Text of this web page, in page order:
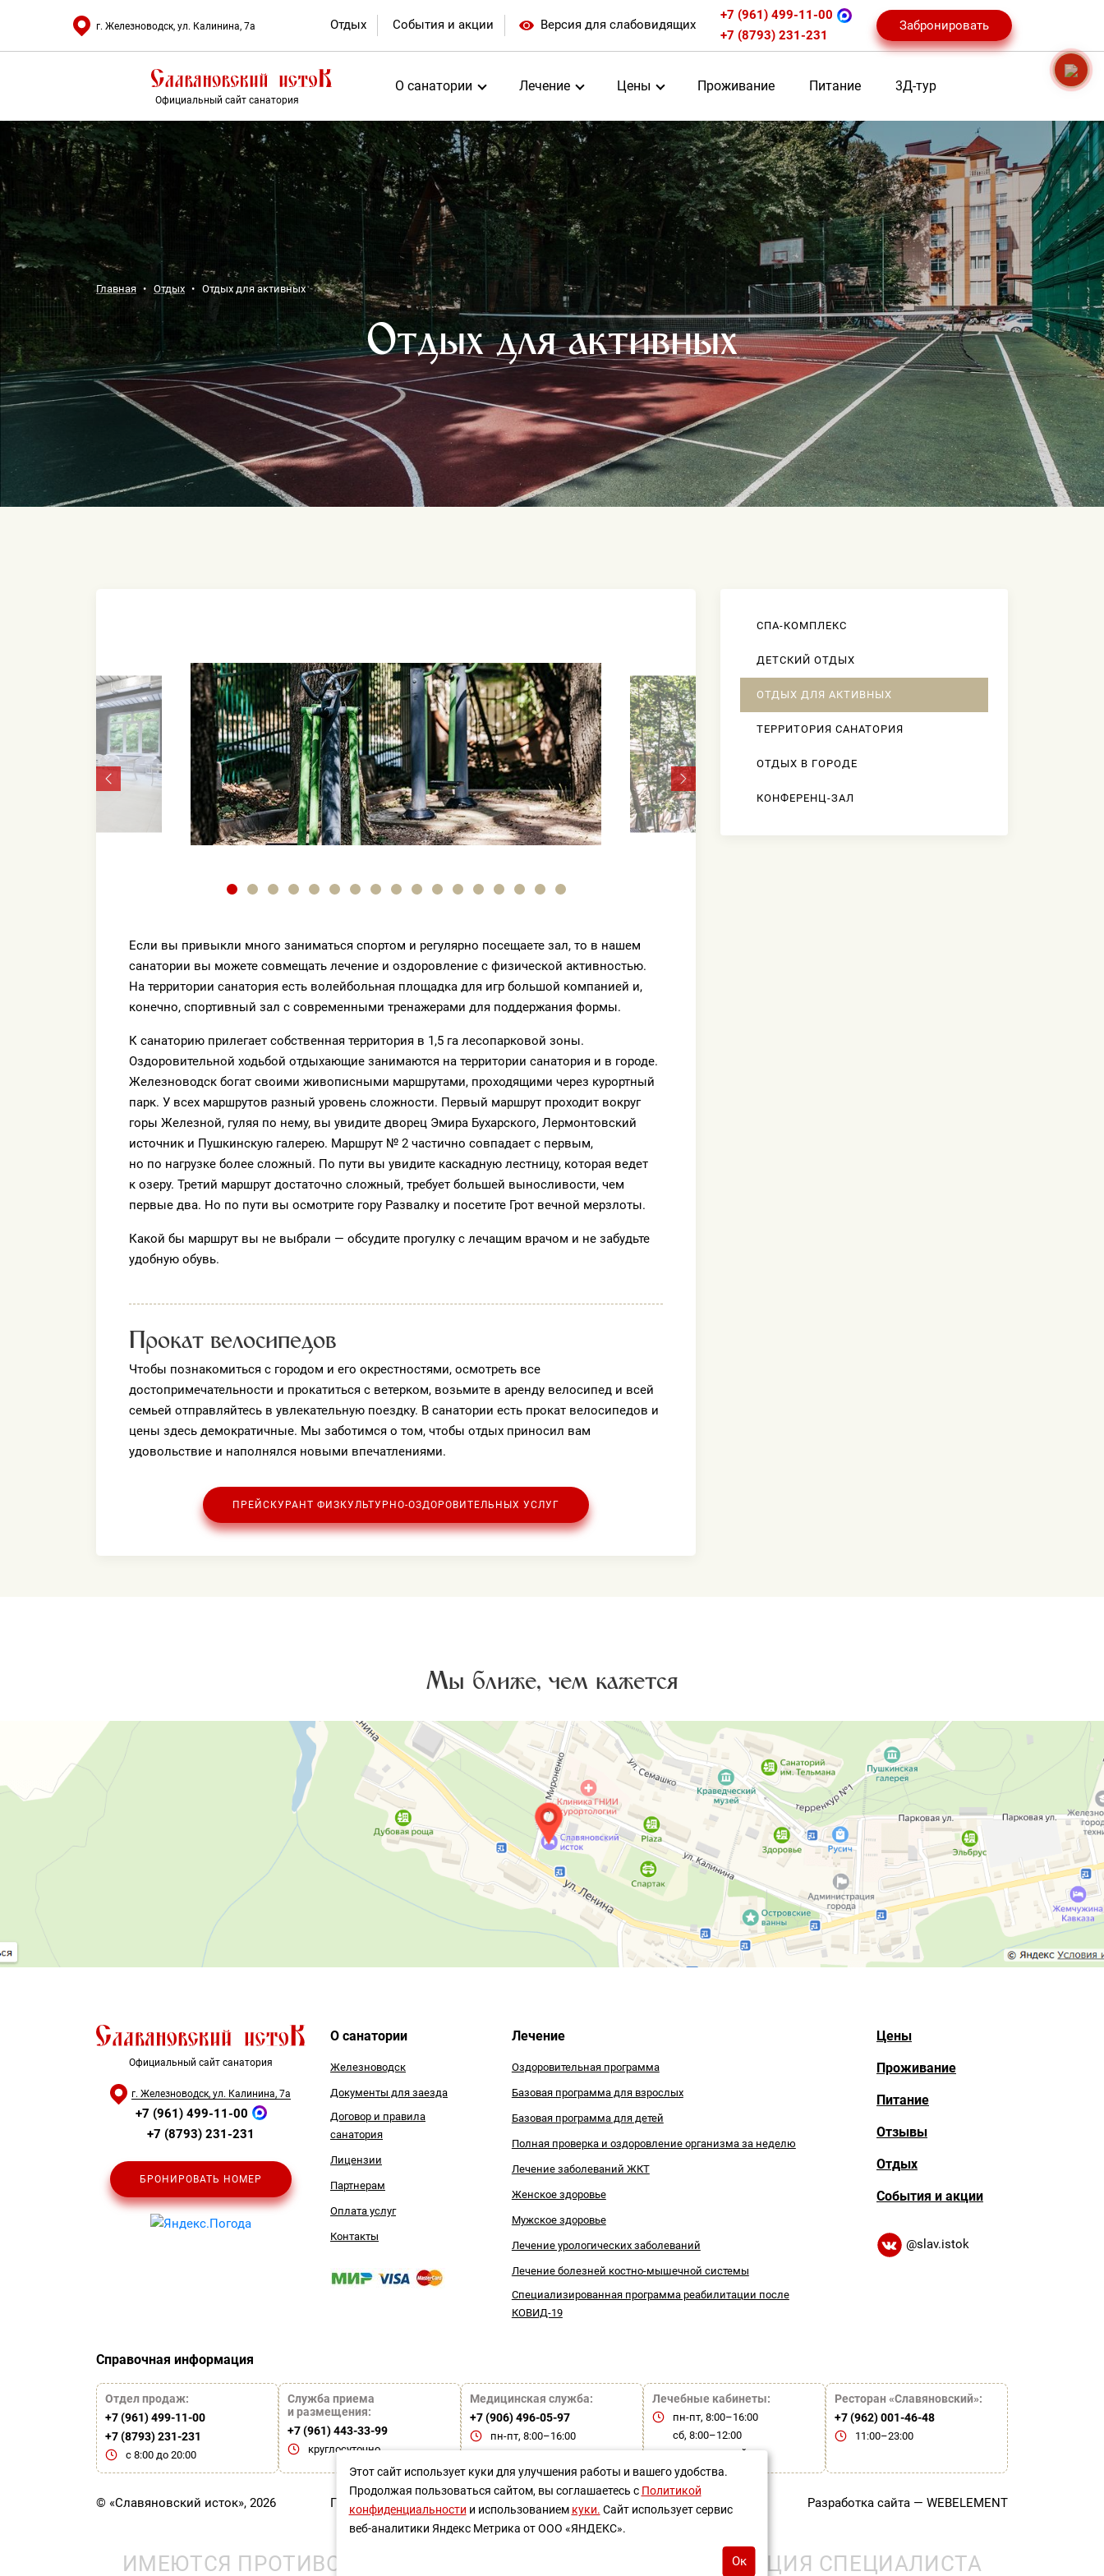
г. Железноводск, ул. Калинина, 7а Отдых События и акции Версия для слабовидящих
+7 (961) 499-11-00
+7 (8793) 231-231
Забронировать
Официальный сайт санатория
О санатории Лечение Цены Проживание Питание 3Д-тур
Главная Отдых Отдых для активных
Отдых для активных
Если вы привыкли много заниматься спортом и регулярно посещаете зал, то в нашем
санатории вы можете совмещать лечение и оздоровление с физической активностью.
На территории санатория есть волейбольная площадка для игр большой компанией и,
конечно, спортивный зал с современными тренажерами для поддержания формы.
К санаторию прилегает собственная территория в 1,5 га лесопарковой зоны.
Оздоровительной ходьбой отдыхающие занимаются на территории санатория и в городе.
Железноводск богат своими живописными маршрутами, проходящими через курортный
парк. У всех маршрутов разный уровень сложности. Первый маршрут проходит вокруг
горы Железной, гуляя по нему, вы увидите дворец Эмира Бухарского, Лермонтовский
источник и Пушкинскую галерею. Маршрут № 2 частично совпадает с первым,
но по нагрузке более сложный. По пути вы увидите каскадную лестницу, которая ведет
к озеру. Третий маршрут достаточно сложный, требует большей выносливости, чем
первые два. Но по пути вы осмотрите гору Развалку и посетите Грот вечной мерзлоты.
Какой бы маршрут вы не выбрали — обсудите прогулку с лечащим врачом и не забудьте
удобную обувь.
Прокат велосипедов
Чтобы познакомиться с городом и его окрестностями, осмотреть все
достопримечательности и прокатиться с ветерком, возьмите в аренду велосипед и всей
семьей отправляйтесь в увлекательную поездку. В санатории есть прокат велосипедов и
цены здесь демократичные. Мы заботимся о том, чтобы отдых приносил вам
удовольствие и наполнялся новыми впечатлениями.
ПРЕЙСКУРАНТ ФИЗКУЛЬТУРНО-ОЗДОРОВИТЕЛЬНЫХ УСЛУГ
СПА-КОМПЛЕКС
ДЕТСКИЙ ОТДЫХ
ОТДЫХ ДЛЯ АКТИВНЫХ
ТЕРРИТОРИЯ САНАТОРИЯ
ОТДЫХ В ГОРОДЕ
КОНФЕРЕНЦ-ЗАЛ
Мы ближе, чем кажется
Официальный сайт санатория
г. Железноводск, ул. Калинина, 7а
+7 (961) 499-11-00
+7 (8793) 231-231
БРОНИРОВАТЬ НОМЕР
О санатории
Железноводск
Документы для заезда
Договор и правила
санатория
Лицензии
Партнерам
Оплата услуг
Контакты
Лечение
Оздоровительная программа
Базовая программа для взрослых
Базовая программа для детей
Полная проверка и оздоровление организма за неделю
Лечение заболеваний ЖКТ
Женское здоровье
Мужское здоровье
Лечение урологических заболеваний
Лечение болезней костно-мышечной системы
Специализированная программа реабилитации после
КОВИД-19
Цены
Проживание
Питание
Отзывы
Отдых
События и акции
@slav.istok
Справочная информация
Отдел продаж:
+7 (961) 499-11-00
+7 (8793) 231-231
с 8:00 до 20:00
Служба приема
и размещения:
+7 (961) 443-33-99
круглосуточно
Медицинская служба:
+7 (906) 496-05-97
пн-пт, 8:00–16:00
Лечебные кабинеты:
пн-пт, 8:00–16:00
сб, 8:00–12:00
вс — выходной
Ресторан «Славяновский»:
+7 (962) 001-46-48
11:00–23:00
© «Славяновский исток», 2026 Пользовательское соглашение Политика конфиденциальности Разработка сайта — WEBELEMENT
ИМЕЮТСЯ ПРОТИВОПОКАЗАНИЯ НЕОБХОДИМА КОНСУЛЬТАЦИЯ СПЕЦИАЛИСТА
Этот сайт использует куки для улучшения работы и вашего удобства.
Продолжая пользоваться сайтом, вы соглашаетесь с Политикой
конфиденциальности и использованием куки. Сайт использует сервис
веб-аналитики Яндекс Метрика от ООО «ЯНДЕКС».
Ок